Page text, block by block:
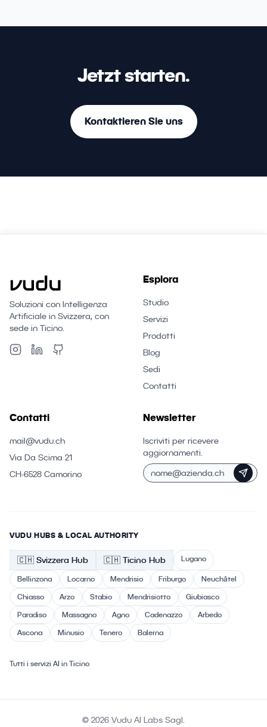
Jetzt starten.
Kontaktieren Sie uns
Soluzioni con Intelligenza
Artificiale in Svizzera, con
sede in Ticino.
Esplora
Studio
Servizi
Prodotti
Blog
Sedi
Contatti
Contatti
mail@vudu.ch
Via Da Scima 21
CH-6528 Camorino
Newsletter
Iscriviti per ricevere
aggiornamenti.
VUDU HUBS & LOCAL AUTHORITY
🇨🇭 Svizzera Hub 🇨🇭 Ticino Hub Lugano
Bellinzona Locarno Mendrisio Friburgo
Neuchâtel
Chiasso
Arzo Stabio Mendrisiotto
Giubiasco
Paradiso
Massagno Agno Cadenazzo
Arbedo
Ascona
Minusio Tenero Balerna
Tutti i servizi AI in Ticino
© 2026 Vudu AI Labs Sagl.